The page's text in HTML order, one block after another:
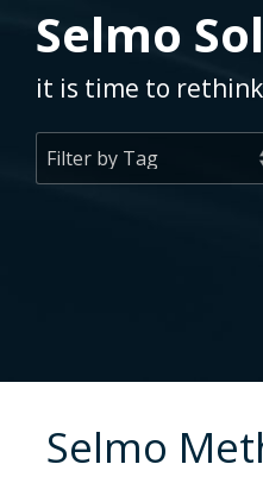
Selmo
it is time to
Selmo